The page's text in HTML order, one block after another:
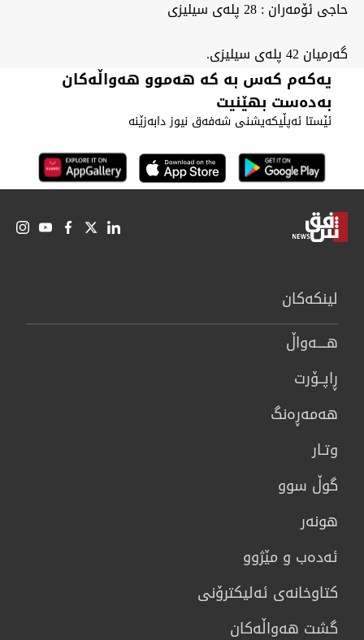
حاجی ئۆمەران : 28 پلەی سیلیزی
گەرمیان 42 پلەی سیلیزی.
یەکەم کەس بە کە هەموو هەواڵەکان
بەدەست بهێنیت
ئێستا ئەپڵیکەیشنی شەفەق نیوز دابەزێنە
لینكەكان
هــــه‌واڵ
ڕاپــۆرت
هه‌مه‌ڕه‌نگ
وتـار
گوڵ سوو
هونه‌ر
ئەدەب و مێژوو
كتاوخانه‌ی ئه‌ليكترۆنی
گشت هەواڵەکان